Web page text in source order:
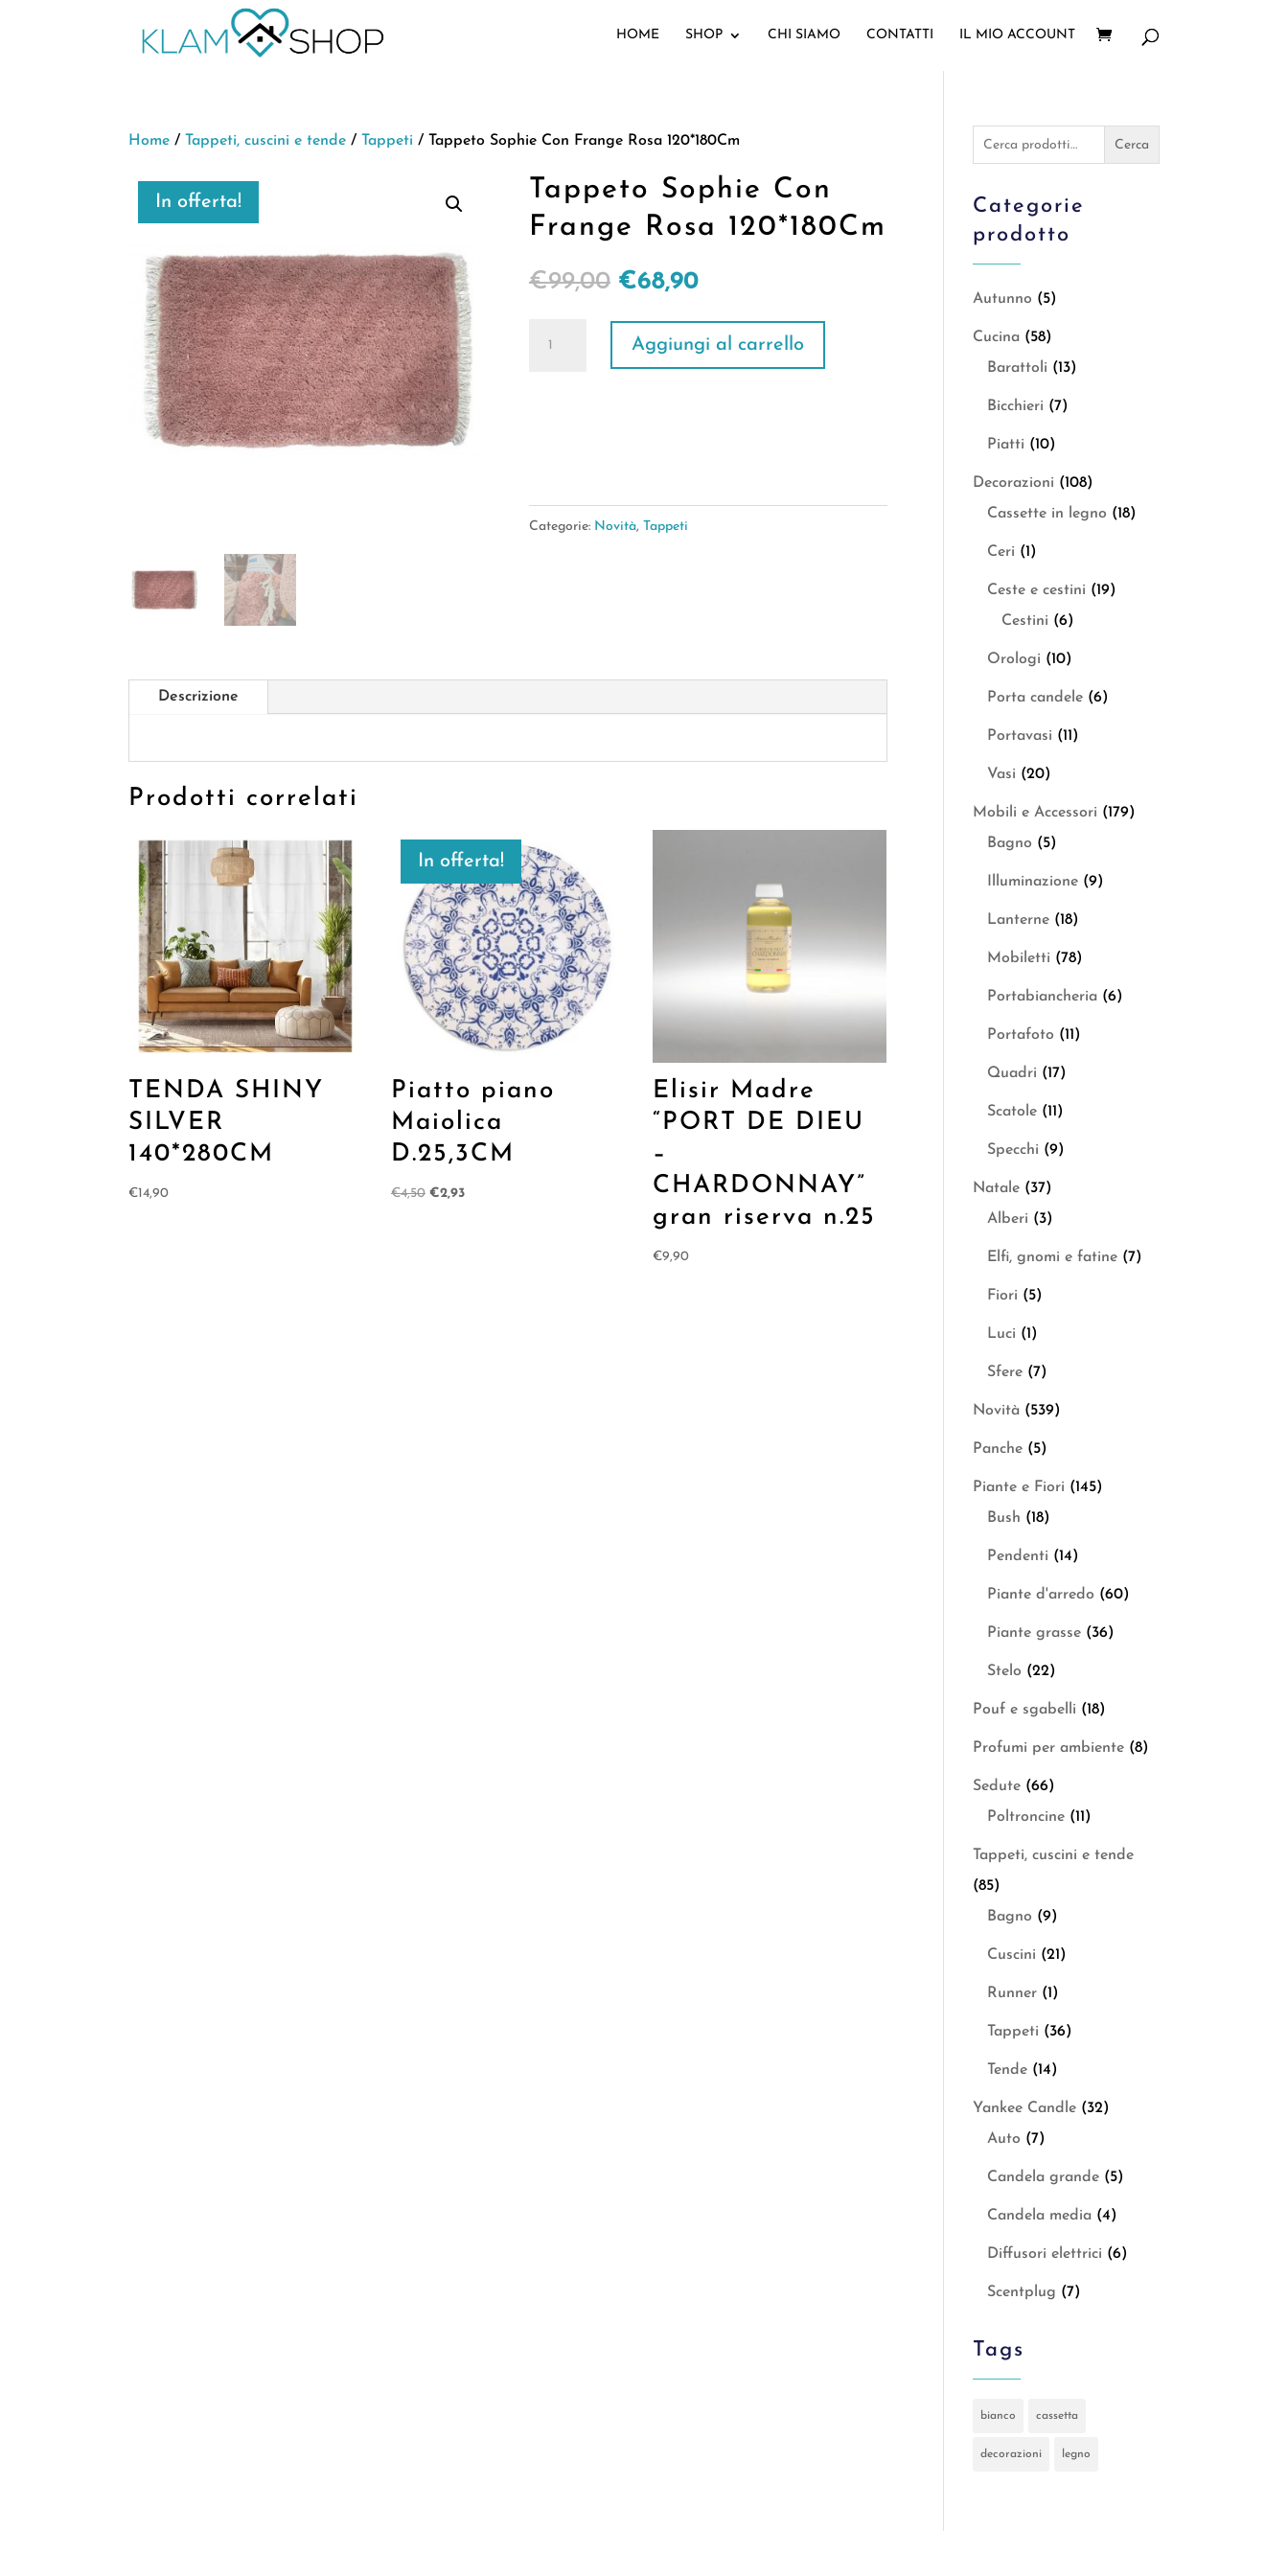
HOME SHOP CHI SIAMO CONTATTI IL MIO ACCOUNT
Home / Tappeti, cuscini e tende / Tappeti / Tappeto Sophie Con Frange Rosa 120*180Cm
In offerta!
Tappeto Sophie Con
Frange Rosa 120*180Cm
€99,00 Il
originale
era:
€68,90Il
attuale
è:
quantità
Aggiungi al carrello
Categorie: Novità, Tappeti
Descrizione
Prodotti correlati
TENDA SHINY
SILVER
140*280CM
€14,90
In offerta!
Piatto piano
Maiolica
D.25,3CM
€4,50 Il
€2,93Il
Elisir Madre
“PORT DE DIEU
–
CHARDONNAY”
gran riserva n.25
€9,90
Cerca: Cerca
Categorie
prodotto
Autunno (5)
Cucina (58)
Barattoli (13)
Bicchieri (7)
Piatti (10)
Decorazioni (108)
Cassette in legno (18)
Ceri (1)
Ceste e cestini (19)
Cestini (6)
Orologi (10)
Porta candele (6)
Portavasi (11)
Vasi (20)
Mobili e Accessori (179)
Bagno (5)
Illuminazione (9)
Lanterne (18)
Mobiletti (78)
Portabiancheria (6)
Portafoto (11)
Quadri (17)
Scatole (11)
Specchi (9)
Natale (37)
Alberi (3)
Elfi, gnomi e fatine (7)
Fiori (5)
Luci (1)
Sfere (7)
Novità (539)
Panche (5)
Piante e Fiori (145)
Bush (18)
Pendenti (14)
Piante d'arredo (60)
Piante grasse (36)
Stelo (22)
Pouf e sgabelli (18)
Profumi per ambiente (8)
Sedute (66)
Poltroncine (11)
Tappeti, cuscini e tende
(85)
Bagno (9)
Cuscini (21)
Runner (1)
Tappeti (36)
Tende (14)
Yankee Candle (32)
Auto (7)
Candela grande (5)
Candela media (4)
Diffusori elettrici (6)
Scentplug (7)
Tags
bianco cassetta
decorazioni legno